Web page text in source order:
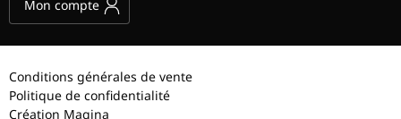
Mon compte
Conditions générales de vente
Politique de confidentialité
Création Magina